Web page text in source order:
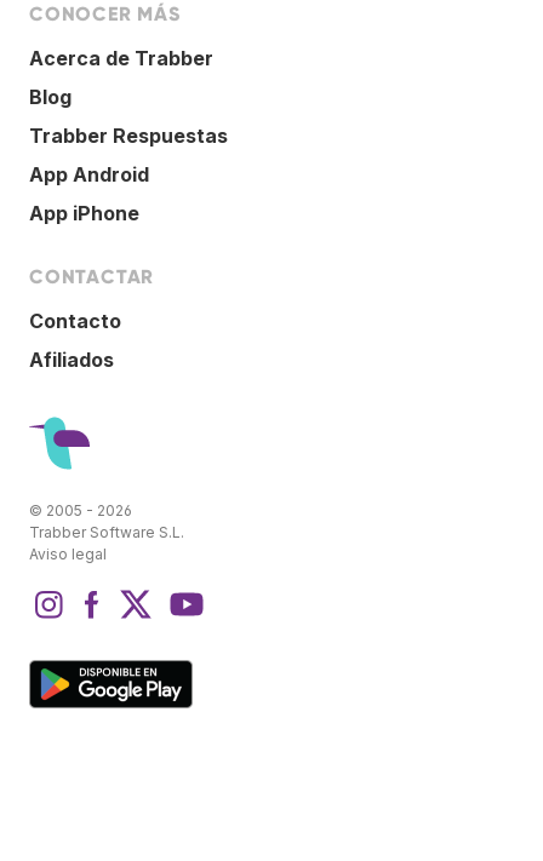
CONOCER MÁS
Acerca de Trabber
Blog
Trabber Respuestas
App Android
App iPhone
CONTACTAR
Contacto
Afiliados
© 2005 - 2026
Trabber Software S.L.
Aviso legal